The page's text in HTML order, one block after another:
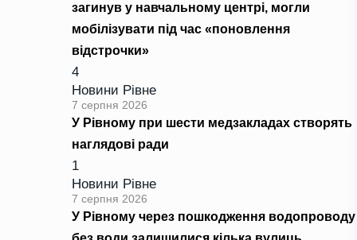
загинув у навчальному центрі, могли
мобілізувати під час «поновлення
відстрочки»
4
Новини Рівне
7 серпня 2026
У Рівному при шести медзакладах створять
наглядові ради
1
Новини Рівне
7 серпня 2026
У Рівному через пошкодження водопроводу